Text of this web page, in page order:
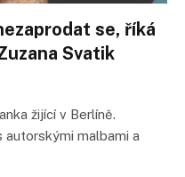
se, říká
Svatik
žijící v Berlíně.
autorskými malbami a